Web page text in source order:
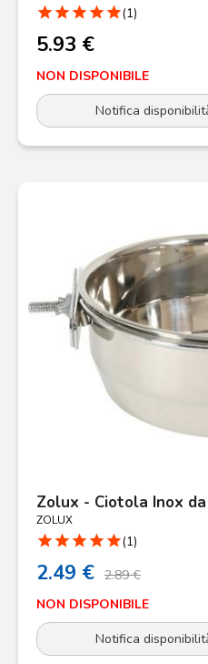
star star star star star(1)
5.93 €
NON DISPONIBILE
Notifica
Zolux - Ciotola Inox
ZOLUX
star star star star star(1)
2.49 € 2.89 €
NON DISPONIBILE
Notifica